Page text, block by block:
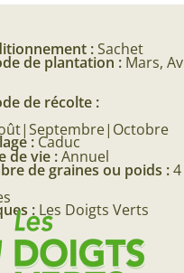
:Sachet
de plantation : Mars,
de récolte :
: Caduc
de vie :Annuel
de graines ou poids :4
: Les Doigts Verts